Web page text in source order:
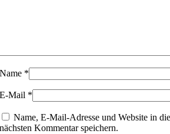
Name *
E-Mail *
Name, E-Mail-Adresse und Website in
nächsten Kommentar speichern.